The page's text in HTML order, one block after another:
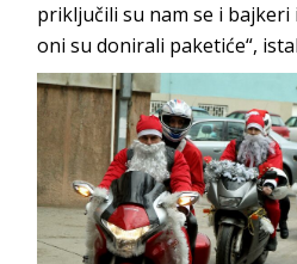
priključili su nam se i bajkeri
oni su donirali paketiće“,